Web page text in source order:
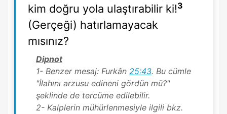
kim doğru yola ulaştırabilir ki!3
(Gerçeği) hatırlamayacak
mısınız?
Dipnot
1- Benzer mesaj: Furkân 25:43. Bu cümle
"İlahını arzusu edineni gördün mü?"
şeklinde de tercüme edilebilir.
2- Kalplerin mühürlenmesiyle ilgili bkz.